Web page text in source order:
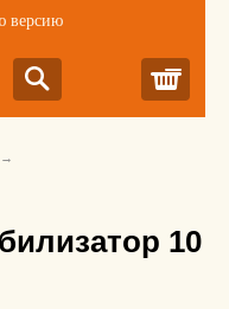
версию
→
10